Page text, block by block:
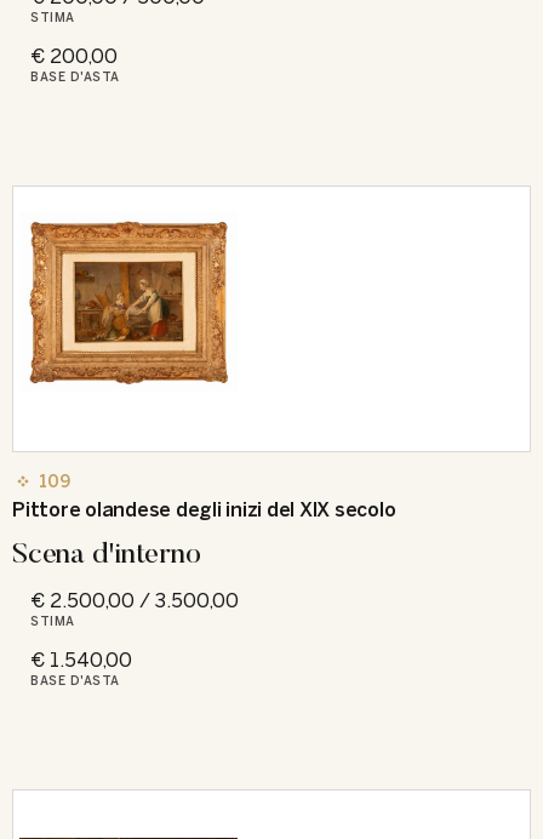
STIMA
€ 200,00
BASE D'ASTA
109
Pittore olandese degli inizi del XIX secolo
Scena d'interno
€ 2.500,00 / 3.500,00
STIMA
€ 1.540,00
BASE D'ASTA